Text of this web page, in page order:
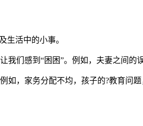
生活中的小事。
我们感到“困困”。例如，夫妻之间的
，家务分配不均，孩子的?教育问